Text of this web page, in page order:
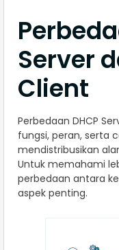
Server
Client
Perbedaan DHCP
fungsi, peran, serta
mendistribusikan
Untuk memahami
perbedaan antara
aspek penting.